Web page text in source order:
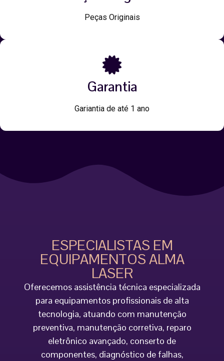
Peças Originais
Garantia
Gariantia de até 1 ano
ESPECIALISTAS EM
EQUIPAMENTOS ALMA
LASER
Oferecemos assistência técnica especializada
para equipamentos profissionais de alta
tecnologia, atuando com manutenção
preventiva, manutenção corretiva, reparo
eletrônico avançado, conserto de
componentes, diagnóstico de falhas,